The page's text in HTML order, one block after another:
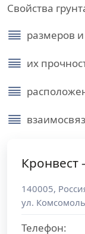
Свойства
размеров
их
140005,
ул.
Телефон: